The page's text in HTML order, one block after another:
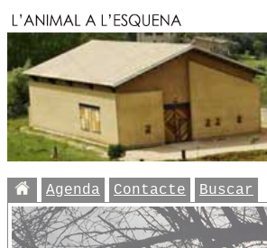
Agenda Contacte Buscar